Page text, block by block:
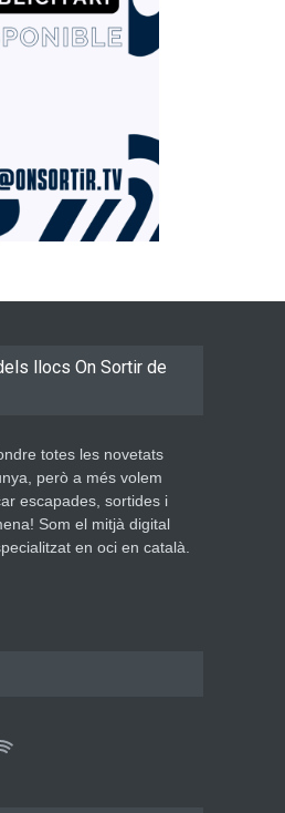
llocs On Sortir de
totes les novetats
però a més volem
escapades, sortides i
Som el mitjà digital
en oci en català.